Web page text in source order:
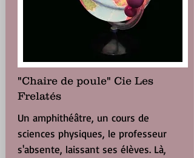
"Chaire de poule" Cie Les
Frelatés
Un amphithéâtre, un cours de
sciences physiques, le professeur
s'absente, laissant ses élèves. Là,